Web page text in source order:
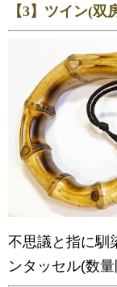
【3】ツイン(双
不思議と指に馴
ンタッセル(数